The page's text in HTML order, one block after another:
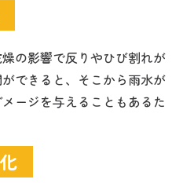
の影響で反りやひび割れが
できると、そこから雨水が
ージを与えることもあるた